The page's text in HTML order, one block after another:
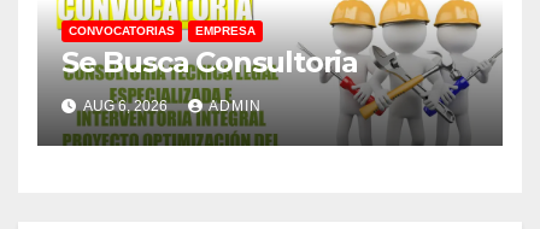
CONVOCATORIAS EMPRESA
Se Busca Consultoria
AUG 6, 2026 ADMIN